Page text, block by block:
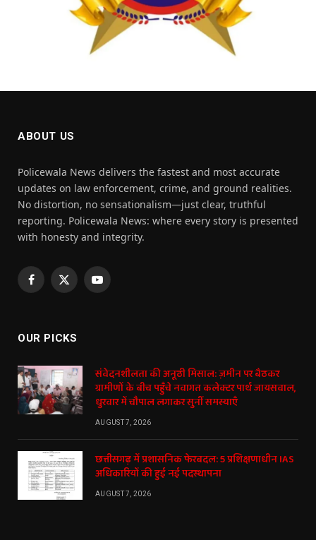
ABOUT US
Policewala News delivers the fastest and most accurate
updates on law enforcement, crime, and ground realities.
No distortion, no sensationalism—just clear, truthful
reporting. Policewala News: where every story is presented
with honesty and integrity.
Facebook
X
YouTube
OUR PICKS
संवेदनशीलता की अनूठी मिसाल: ज़मीन पर बैठकर
ग्रामीणों के बीच पहुँचे नवागत कलेक्टर पार्थ जायसवाल,
धुरवार में चौपाल लगाकर सुनीं समस्याएँ
AUGUST 7, 2026
छत्तीसगढ़ में प्रशासनिक फेरबदल: 5 प्रशिक्षणाधीन IAS
अधिकारियों की हुई नई पदस्थापना
AUGUST 7, 2026